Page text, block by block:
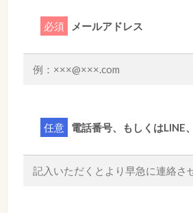
必須 メールアドレス
任意 電話番号、もしくはLINE